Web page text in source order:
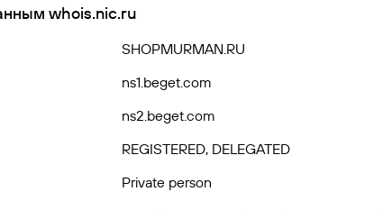
whois.nic.ru
SHOPMURMAN.RU
ns1.beget.com
ns2.beget.com
REGISTERED, DELEGATED
Private person